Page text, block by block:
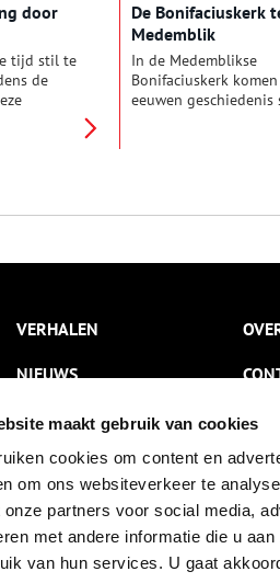
maakt gebruik van cookies
cookies om content en
om ons websiteverkeer te
partners voor social media,
met andere informatie die u
van hun services. U gaat
door
tijd stil te
de
en
van
aan de
De Bonifaciuskerk
Medemblik
In de Medemblikse
Bonifaciuskerk
eeuwen geschiedenis
godshuis is het
VERHALEN
NIEUWS
KALENDER
THEMA’S
ACTIVITEITEN
VIDEO’S